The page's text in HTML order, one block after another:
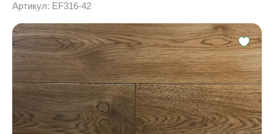
Артикул: EF316-42